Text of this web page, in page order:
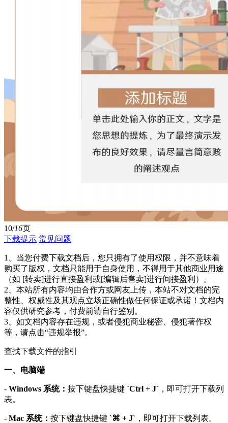
10/16页
下载提示 常见问题
1、当您付费下载文档后，您只拥有了使用权限，并不意味着
购买了版权，文档只能用于自身使用，不得用于其他商业用途
（如 [转卖]进行直接盈利或[编辑后售卖]进行间接盈利）。
2、本站所有内容均由合作方或网友上传，本站不对文档的完
整性、权威性及其观点立场正确性做任何保证或承诺！文档内
容仅供研究参考，付费前请自行鉴别。
3、如文档内容存在违规，或者侵犯商业秘密、侵犯著作权
等，请点击“违规举报”。
查找下载文件的指引
一、电脑端
- Windows 系统： 按下键盘快捷键 `Ctrl + J` ，即可打开下载列
表。
- Mac 系统： 按下键盘快捷键 `⌘ + J` ，即可打开下载列表。